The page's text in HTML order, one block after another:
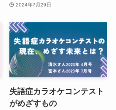
2024年7月29日
失語症カラオケコンテスト
がめざすもの